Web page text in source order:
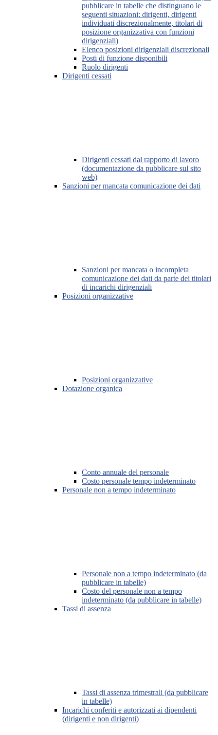
pubblicare in tabelle che distinguano le
seguenti situazioni: dirigenti, dirigenti
individuati discrezionalmente, titolari di
posizione organizzativa con funzioni
dirigenziali)
Elenco posizioni dirigenziali discrezionali
Posti di funzione disponibili
Ruolo dirigenti
Dirigenti cessati
Dirigenti cessati dal rapporto di lavoro
(documentazione da pubblicare sul sito
web)
Sanzioni per mancata comunicazione dei dati
Sanzioni per mancata o incompleta
comunicazione dei dati da parte dei titolari
di incarichi dirigenziali
Posizioni organizzative
Posizioni organizzative
Dotazione organica
Conto annuale del personale
Costo personale tempo indeterminato
Personale non a tempo indeterminato
Personale non a tempo indeterminato (da
pubblicare in tabelle)
Costo del personale non a tempo
indeterminato (da pubblicare in tabelle)
Tassi di assenza
Tassi di assenza trimestrali (da pubblicare
in tabelle)
Incarichi conferiti e autorizzati ai dipendenti
(dirigenti e non dirigenti)